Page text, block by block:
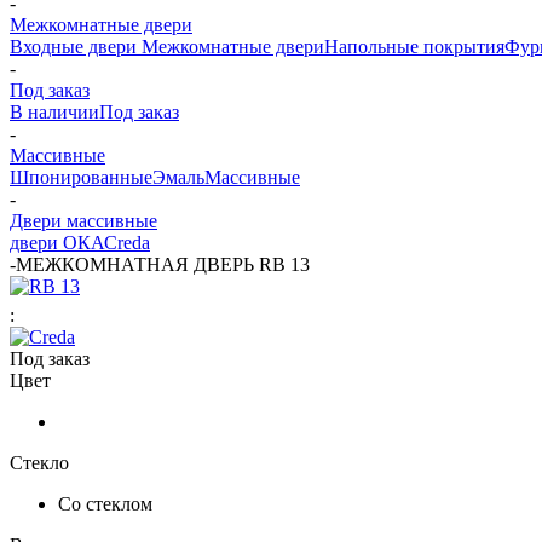
Межкомнатные двери
Входные двери Межкомнатные двериНапольные покрытия
-
Под заказ
В наличииПод заказ
-
Массивные
ШпонированныеЭмальМассивные
-
Двери массивные
двери ОКАСreda
-МЕЖКОМНАТНАЯ ДВЕРЬ RB 13
:
Под заказ
Цвет
Стекло
Со стеклом